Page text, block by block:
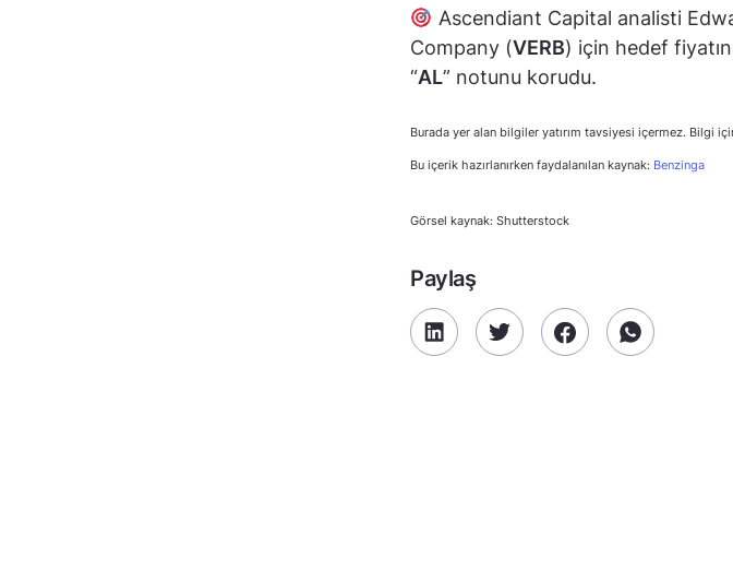
Ascendiant Capital analisti
Company (VERB) için hedef
“AL” notunu korudu.
Burada yer alan bilgiler yatırım tavsiyesi içermez. Bilgi
Bu içerik hazırlanırken faydalanılan kaynak: Benzinga
Görsel kaynak: Shutterstock
Paylaş